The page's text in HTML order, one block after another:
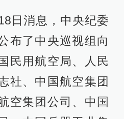
日消息，中央纪委
布了中央巡视组向
民用航空局、人民
社、中国航空集团
空集团公司、中国